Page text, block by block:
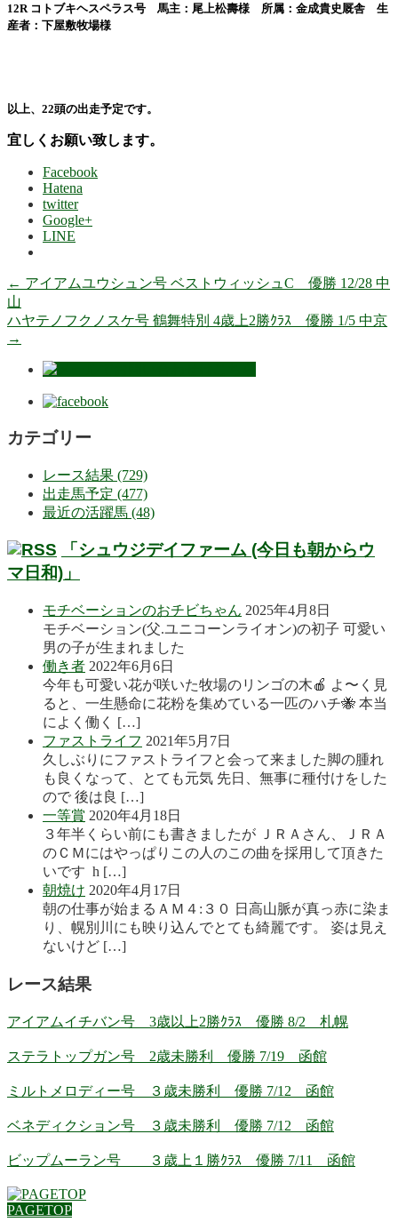
12R コトブキヘスペラス号 馬主：尾上松壽様 所属：金成貴史厩舎 生
産者：下屋敷牧場様
以上、22頭の出走予定です。
宜しくお願い致します。
Facebook
Hatena
twitter
Google+
LINE
← アイアムユウシュン号 ベストウィッシュC 優勝 12/28 中
山
ハヤテノフクノスケ号 鶴舞特別 4歳上2勝ｸﾗｽ 優勝 1/5 中京
→
カテゴリー
レース結果 (729)
出走馬予定 (477)
最近の活躍馬 (48)
「シュウジデイファーム (今日も朝からウ
マ日和)」
モチベーションのおチビちゃん 2025年4月8日
モチベーション(父.ユニコーンライオン)の初子 可愛い
男の子が生まれました
働き者 2022年6月6日
今年も可愛い花が咲いた牧場のリンゴの木🍎 よ〜く見
ると、一生懸命に花粉を集めている一匹のハチ🐝 本当
によく働く […]
ファストライフ 2021年5月7日
久しぶりにファストライフと会って来ました脚の腫れ
も良くなって、とても元気 先日、無事に種付けをした
ので 後は良 […]
一等賞 2020年4月18日
３年半くらい前にも書きましたが ＪＲＡさん、ＪＲＡ
のＣＭにはやっぱりこの人のこの曲を採用して頂きた
いです h […]
朝焼け 2020年4月17日
朝の仕事が始まるＡＭ４:３０ 日高山脈が真っ赤に染ま
り、幌別川にも映り込んでとても綺麗です。 姿は見え
ないけど […]
レース結果
アイアムイチバン号 3歳以上2勝ｸﾗｽ 優勝 8/2 札幌
ステラトップガン号 2歳未勝利 優勝 7/19 函館
ミルトメロディー号 ３歳未勝利 優勝 7/12 函館
ベネディクション号 ３歳未勝利 優勝 7/12 函館
ビップムーラン号 ３歳上１勝ｸﾗｽ 優勝 7/11 函館
PAGETOP